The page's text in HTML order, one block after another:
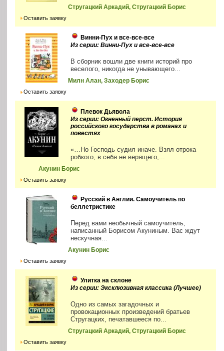
Стругацкий Аркадий, Стругацкий Борис
Оставить заявку
Винни-Пух и все-все-все
Из серии: Винни-Пух и все-все-все
В сборник вошли две книги историй про
веселого, никогда не унывающего...
Милн Алан, Заходер Борис
Оставить заявку
Плевок Дьявола
Из серии: Огненный перст. История
российского государства в романах и
повестях
«…Но Господь судил иначе. Взял отрока
робкого, в себя не верящего,...
Акунин Борис
Оставить заявку
Русский в Англии. Самоучитель по
беллетристике
Перед вами необычный самоучитель,
написанный Борисом Акуниным. Вас ждут
нескучная...
Акунин Борис
Оставить заявку
Улитка на склоне
Из серии: Эксклюзивная классика (Лучшее)
Одно из самых загадочных и
провокационных произведений братьев
Стругацких, печатавшееся по...
Стругацкий Аркадий, Стругацкий Борис
Оставить заявку